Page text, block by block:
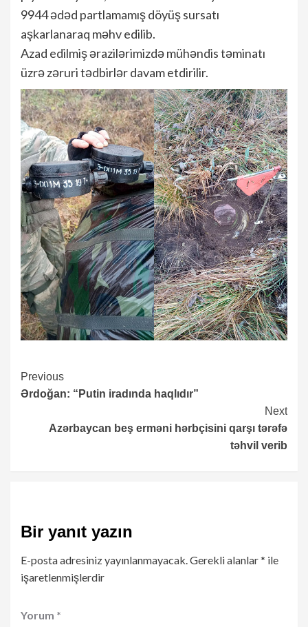
9944 ədəd partlamamış döyüş sursatı
aşkarlanaraq məhv edilib.
Azad edilmiş ərazilərimizdə mühəndis təminatı
üzrə zəruri tədbirlər davam etdirilir.
Continue
Reading
Previous
Ərdoğan: “Putin iradında haqlıdır”
Next
Azərbaycan beş erməni hərbçisini qarşı tərəfə
təhvil verib
Bir yanıt yazın
E-posta adresiniz yayınlanmayacak.Gerekli alanlar* ile
işaretlenmişlerdir
Yorum *